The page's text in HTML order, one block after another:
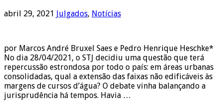
abril 29, 2021 Julgados, Notícias
por Marcos André Bruxel Saes e Pedro Henrique Heschke*
No dia 28/04/2021, o STJ decidiu uma questão que terá
repercussão estrondosa por todo o país: em áreas urbanas
consolidadas, qual a extensão das faixas não edificáveis às
margens de cursos d’água? O debate vinha balançando a
jurisprudência há tempos. Havia …